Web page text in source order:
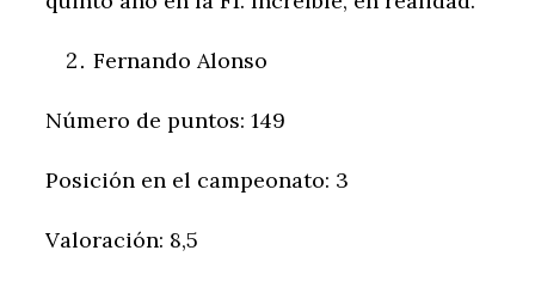
Fernando Alonso
Número de puntos: 149
Posición en el campeonato: 3
Valoración: 8,5